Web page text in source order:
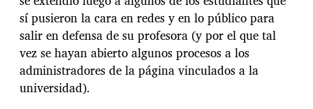
sí pusieron la cara en redes y en lo público para
salir en defensa de su profesora (y por el que tal
vez se hayan abierto algunos procesos a los
administradores de la página vinculados a la
universidad).